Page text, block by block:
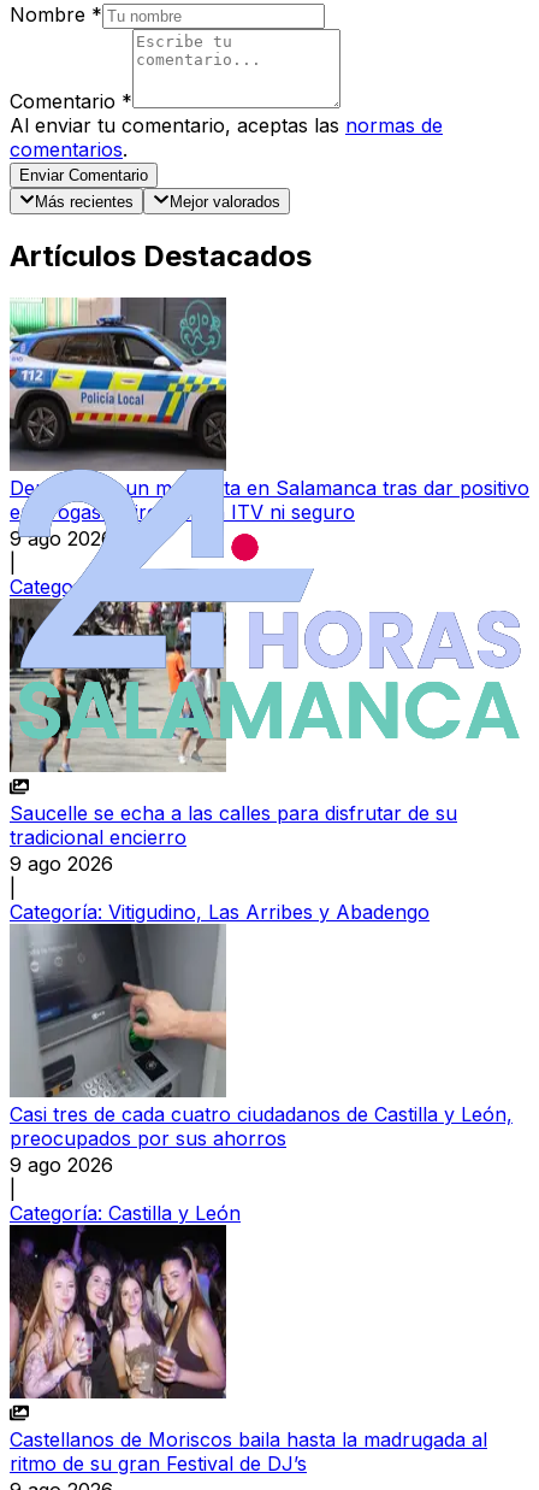
Nombre *
Comentario *
Al enviar tu comentario, aceptas las normas de
comentarios.
Enviar Comentario
Más recientes
Mejor valorados
Artículos Destacados
Denunciado un motorista en Salamanca tras dar positivo
en drogas y circular sin ITV ni seguro
9 ago 2026
Categoría:
Saucelle se echa a las calles para disfrutar de su
tradicional encierro
9 ago 2026
Categoría: Vitigudino, Las Arribes y Abadengo
Casi tres de cada cuatro ciudadanos de Castilla y León,
preocupados por sus ahorros
9 ago 2026
Categoría: Castilla y León
Castellanos de Moriscos baila hasta la madrugada al
ritmo de su gran Festival de DJ’s